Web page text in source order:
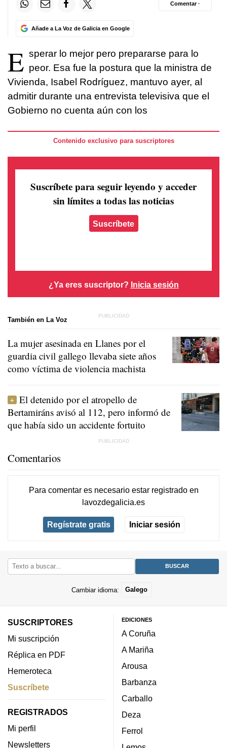
Añade a La Voz de Galicia en Google
Comentar ·
E sperar lo mejor pero prepararse para lo
peor. Esa fue la postura que la ministra de
Vivienda, Isabel Rodríguez, mantuvo ayer, al
admitir durante una entrevista televisiva que el
Gobierno no cuenta aún con los
Contenido exclusivo para suscriptores
Suscríbete para seguir leyendo y acceder
sin límites a todas las noticias
Suscríbete
¿Ya eres suscriptor? Inicia sesión
También en La Voz
La mujer asesinada en Llanes por el
guardia civil gallego llevaba siete años
como víctima de violencia machista
El detenido por el atropello de
Bertamiráns avisó al 112, pero informó de
que había sido un accidente fortuito
Comentarios
Para comentar es necesario estar registradoen
lavozdegalicia.es
Regístrate gratis Iniciar sesión
Cambiar idioma: Galego
SUSCRIPTORES
Mi suscripción
Réplica en PDF
Hemeroteca
Suscríbete
REGISTRADOS
Mi perfil
Newsletters
EDICIONES
A Coruña
A Mariña
Arousa
Barbanza
Carballo
Deza
Ferrol